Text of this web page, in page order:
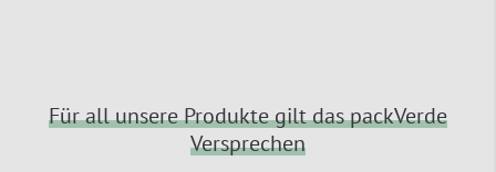
Für all unsere Produkte gilt das packVerde
Versprechen